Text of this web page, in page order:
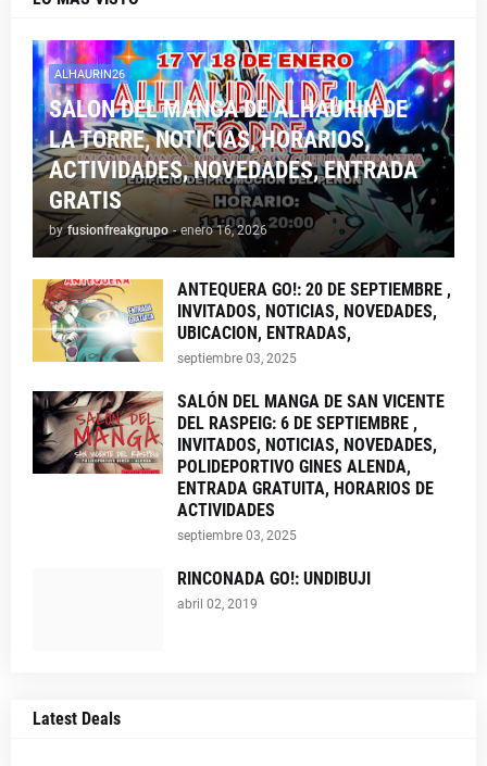
ALHAURIN26
SALON DEL MANGA DE ALHAURIN DE
LA TORRE, NOTICIAS, HORARIOS,
ACTIVIDADES, NOVEDADES, ENTRADA
GRATIS
by fusionfreakgrupo - enero 16, 2026
ANTEQUERA GO!: 20 DE SEPTIEMBRE ,
INVITADOS, NOTICIAS, NOVEDADES,
UBICACION, ENTRADAS,
septiembre 03, 2025
SALÓN DEL MANGA DE SAN VICENTE
DEL RASPEIG: 6 DE SEPTIEMBRE ,
INVITADOS, NOTICIAS, NOVEDADES,
POLIDEPORTIVO GINES ALENDA,
ENTRADA GRATUITA, HORARIOS DE
ACTIVIDADES
septiembre 03, 2025
RINCONADA GO!: UNDIBUJI
abril 02, 2019
Latest Deals